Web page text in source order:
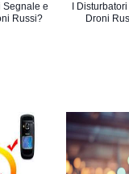
Segnale e
Russi?
I
Droni